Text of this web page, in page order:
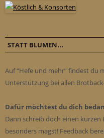
STATT BLUMEN…
Auf “Hefe und mehr” findest du
Unterstützung bei allen
Dafür möchtest du dich
Dann schreib doch einen
besonders magst! Feedback